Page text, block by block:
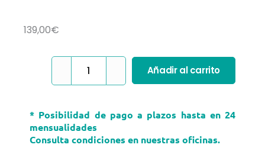
139,00€
XIAOMI
REDMI
cantidad
Añadir al carrito
* Posibilidad de pago a plazos hasta en 24
mensualidades
Consulta condiciones en nuestras oficinas.